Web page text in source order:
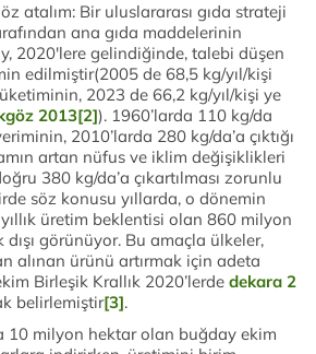
atalım: Bir uluslararası gıda strateji
ana gıda maddelerinin
2020'lere gelindiğinde, talebi düşen
edilmiştir(2005 de 68,5 kg/yıl/kişi
2023 de 66,2 kg/yıl/kişi ye
2013[2]). 1960’larda 110 kg/da
2010’larda 280 kg/da’a çıktığı
artan nüfus ve iklim değişiklikleri
380 kg/da’a çıkartılması zorunlu
söz konusu yıllarda, o dönemin
üretim beklentisi olan 860 milyon
görünüyor. Bu amaçla ülkeler,
alınan ürünü artırmak için adeta
Birleşik Krallık 2020’lerde dekara 2
belirlemiştir[3].
10 milyon hektar olan buğday ekim